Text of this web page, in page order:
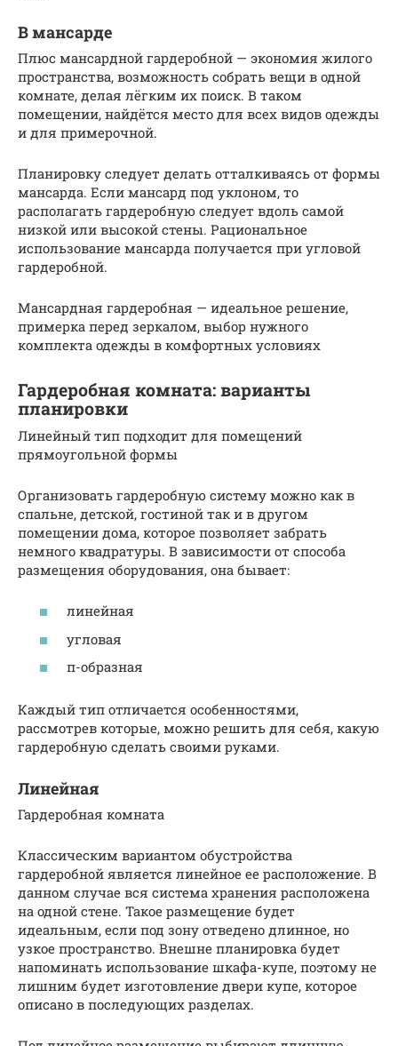
В мансарде
Плюс мансардной гардеробной — экономия жилого
пространства, возможность собрать вещи в одной
комнате, делая лёгким их поиск. В таком
помещении, найдётся место для всех видов одежды
и для примерочной.
Планировку следует делать отталкиваясь от формы
мансарда. Если мансард под уклоном, то
располагать гардеробную следует вдоль самой
низкой или высокой стены. Рациональное
использование мансарда получается при угловой
гардеробной.
Мансардная гардеробная — идеальное решение,
примерка перед зеркалом, выбор нужного
комплекта одежды в комфортных условиях
Гардеробная комната: варианты
планировки
Линейный тип подходит для помещений
прямоугольной формы
Организовать гардеробную систему можно как в
спальне, детской, гостиной так и в другом
помещении дома, которое позволяет забрать
немного квадратуры. В зависимости от способа
размещения оборудования, она бывает:
линейная
угловая
п-образная
Каждый тип отличается особенностями,
рассмотрев которые, можно решить для себя, какую
гардеробную сделать своими руками.
Линейная
Гардеробная комната
Классическим вариантом обустройства
гардеробной является линейное ее расположение. В
данном случае вся система хранения расположена
на одной стене. Такое размещение будет
идеальным, если под зону отведено длинное, но
узкое пространство. Внешне планировка будет
напоминать использование шкафа-купе, поэтому не
лишним будет изготовление двери купе, которое
описано в последующих разделах.